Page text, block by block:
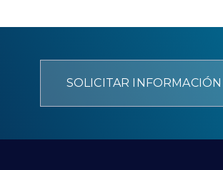
SOLICITAR INFORMACIÓN